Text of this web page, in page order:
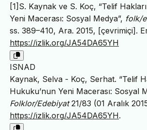
[1]S. Kaynak ve S. Koç, “Telif
Yeni Macerası: Sosyal Medya”, folk/
ss. 389–410, Ara. 2015, [çevrimiçi].
https://izlik.org/JA54DA65YH
ISNAD
Kaynak, Selva - Koç, Serhat. “Telif
Hukuku’nun Yeni Macerası: Sosyal
Folklor/Edebiyat21/83 (01 Aralık
https://izlik.org/JA54DA65YH.